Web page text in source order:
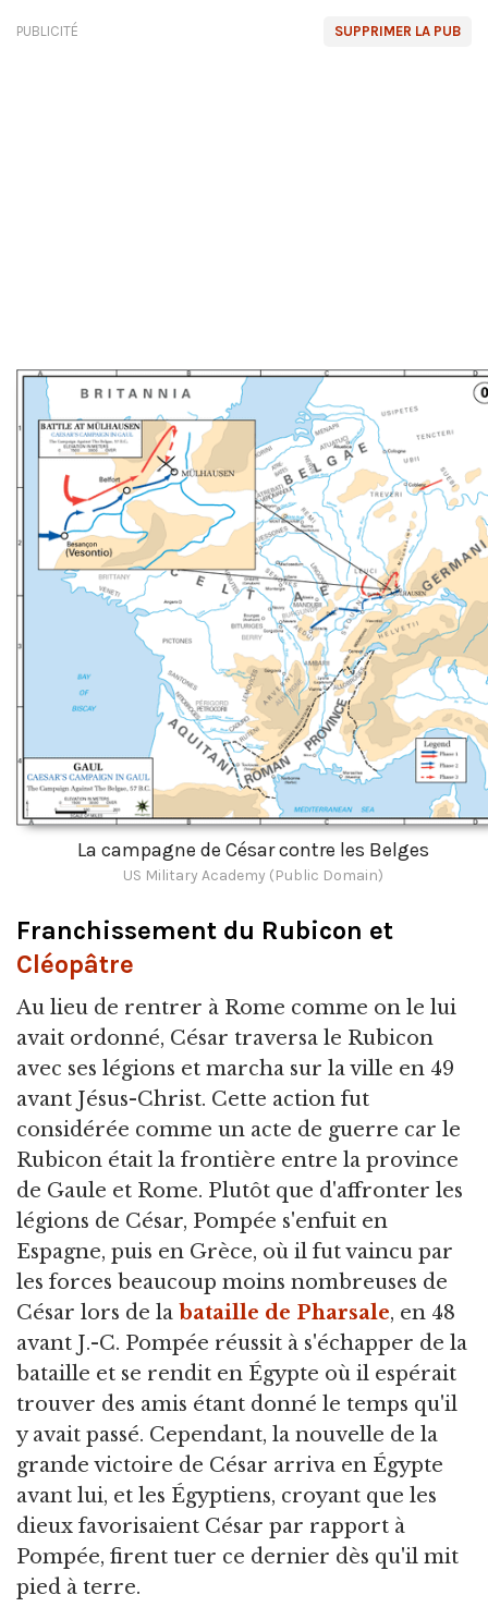
SUPPRIMER LA PUB
PUBLICITÉ
La campagne de César contre les Belges
US Military Academy (Public Domain)
Franchissement du Rubicon et
Cléopâtre
Au lieu de rentrer à Rome comme on le lui
avait ordonné, César traversa le Rubicon
avec ses légions et marcha sur la ville en 49
avant Jésus-Christ. Cette action fut
considérée comme un acte de guerre car le
Rubicon était la frontière entre la province
de Gaule et Rome. Plutôt que d'affronter les
légions de César, Pompée s'enfuit en
Espagne, puis en Grèce, où il fut vaincu par
les forces beaucoup moins nombreuses de
César lors de la bataille de Pharsale, en 48
avant J.-C. Pompée réussit à s'échapper de la
bataille et se rendit en Égypte où il espérait
trouver des amis étant donné le temps qu'il
y avait passé. Cependant, la nouvelle de la
grande victoire de César arriva en Égypte
avant lui, et les Égyptiens, croyant que les
dieux favorisaient César par rapport à
Pompée, firent tuer ce dernier dès qu'il mit
pied à terre.